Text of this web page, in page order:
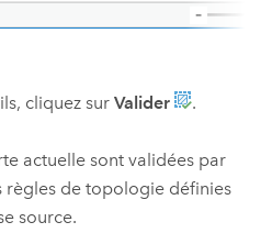
cliquez sur Valider .
actuelle sont validées par
règles de topologie définies
source.